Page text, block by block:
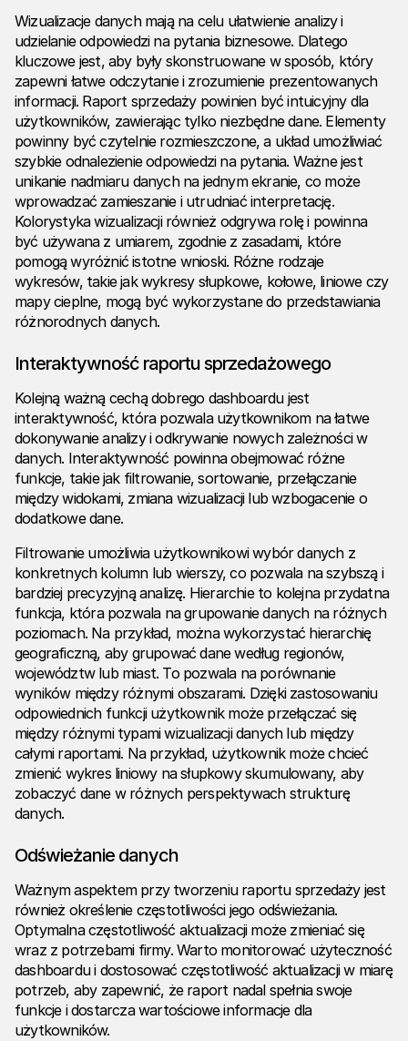
Wizualizacje danych mają na celu ułatwienie analizy i
udzielanie odpowiedzi na pytania biznesowe. Dlatego
kluczowe jest, aby były skonstruowane w sposób, który
zapewni łatwe odczytanie i zrozumienie prezentowanych
informacji. Raport sprzedaży powinien być intuicyjny dla
użytkowników, zawierając tylko niezbędne dane. Elementy
powinny być czytelnie rozmieszczone, a układ umożliwiać
szybkie odnalezienie odpowiedzi na pytania. Ważne jest
unikanie nadmiaru danych na jednym ekranie, co może
wprowadzać zamieszanie i utrudniać interpretację.
Kolorystyka wizualizacji również odgrywa rolę i powinna
być używana z umiarem, zgodnie z zasadami, które
pomogą wyróżnić istotne wnioski. Różne rodzaje
wykresów, takie jak wykresy słupkowe, kołowe, liniowe czy
mapy cieplne, mogą być wykorzystane do przedstawiania
różnorodnych danych.
Interaktywność raportu sprzedażowego
Kolejną ważną cechą dobrego dashboardu jest
interaktywność, która pozwala użytkownikom na łatwe
dokonywanie analizy i odkrywanie nowych zależności w
danych. Interaktywność powinna obejmować różne
funkcje, takie jak filtrowanie, sortowanie, przełączanie
między widokami, zmiana wizualizacji lub wzbogacenie o
dodatkowe dane.
Filtrowanie umożliwia użytkownikowi wybór danych z
konkretnych kolumn lub wierszy, co pozwala na szybszą i
bardziej precyzyjną analizę. Hierarchie to kolejna przydatna
funkcja, która pozwala na grupowanie danych na różnych
poziomach. Na przykład, można wykorzystać hierarchię
geograficzną, aby grupować dane według regionów,
województw lub miast. To pozwala na porównanie
wyników między różnymi obszarami. Dzięki zastosowaniu
odpowiednich funkcji użytkownik może przełączać się
między różnymi typami wizualizacji danych lub między
całymi raportami. Na przykład, użytkownik może chcieć
zmienić wykres liniowy na słupkowy skumulowany, aby
zobaczyć dane w różnych perspektywach strukturę
danych.
Odświeżanie danych
Ważnym aspektem przy tworzeniu raportu sprzedaży jest
również określenie częstotliwości jego odświeżania.
Optymalna częstotliwość aktualizacji może zmieniać się
wraz z potrzebami firmy. Warto monitorować użyteczność
dashboardu i dostosować częstotliwość aktualizacji w miarę
potrzeb, aby zapewnić, że raport nadal spełnia swoje
funkcje i dostarcza wartościowe informacje dla
użytkowników.